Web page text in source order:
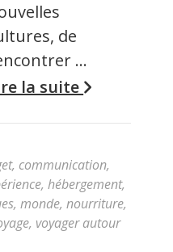
de
…
la suite
, communication,
, hébergement,
, monde, nourriture,
, voyager autour